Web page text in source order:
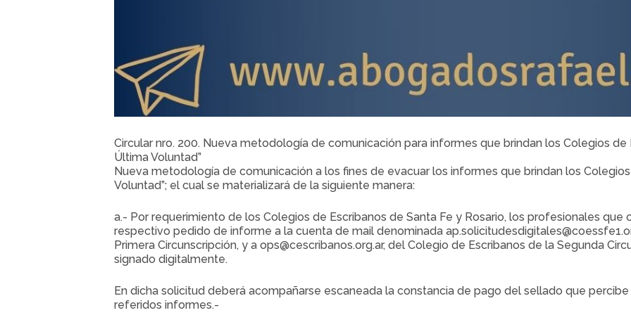
Circular nro. 200. Nueva metodología de comunicación para informes que brindan los Colegios de
Última Voluntad”
Nueva metodología de comunicación a los fines de evacuar los informes que brindan los
Voluntad”; el cual se materializará de la siguiente manera:
a.- Por requerimiento de los Colegios de Escribanos de Santa Fe y Rosario, los profesionales que
respectivo pedido de informe a la cuenta de mail denominada
Primera Circunscripción, y a ops@cescribanos.org.ar, del Colegio de Escribanos de la Segunda
signado digitalmente.
En dicha solicitud deberá acompañarse escaneada la constancia de pago del sellado que
referidos informes.-